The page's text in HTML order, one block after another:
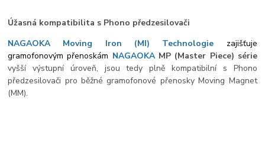
Úžasná kompatibilita s Phono předzesilovači
NAGAOKA Moving Iron (MI) Technologie zajišťuje
gramofonovým přenoskám NAGAOKA MP (Master Piece) série
vyšší výstupní úroveň, jsou tedy plně kompatibilní s Phono
předzesilovači pro běžné gramofonové přenosky Moving Magnet
(MM).